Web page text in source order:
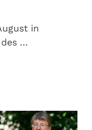
in
…